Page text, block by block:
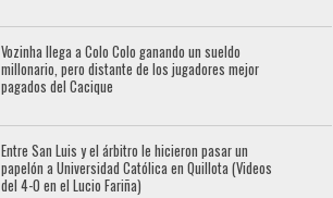
Vozinha llega a Colo Colo ganando un sueldo
millonario, pero distante de los jugadores mejor
pagados del Cacique
Entre San Luis y el árbitro le hicieron pasar un
papelón a Universidad Católica en Quillota (Videos
del 4-0 en el Lucio Fariña)